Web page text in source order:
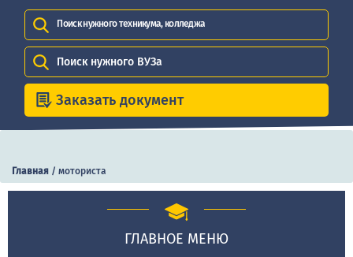
Поиск нужного техникума, колледжа
Поиск нужного ВУЗа
Заказать документ
Главная / моториста
ГЛАВНОЕ МЕНЮ